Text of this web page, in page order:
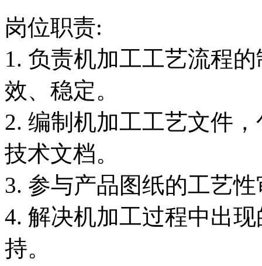
岗位职责:
1. 负责机加工工艺流程
效、稳定。
2. 编制机加工工艺文件
技术文档。
3. 参与产品图纸的工艺
4. 解决机加工过程中出
持。